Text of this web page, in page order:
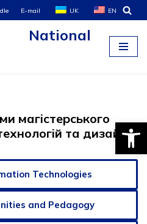
E-mail UK EN
National
магістерського
та дизайну
Technologies
and Pedagogy